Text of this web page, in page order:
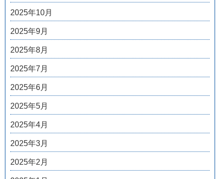
2025年10月
2025年9月
2025年8月
2025年7月
2025年6月
2025年5月
2025年4月
2025年3月
2025年2月